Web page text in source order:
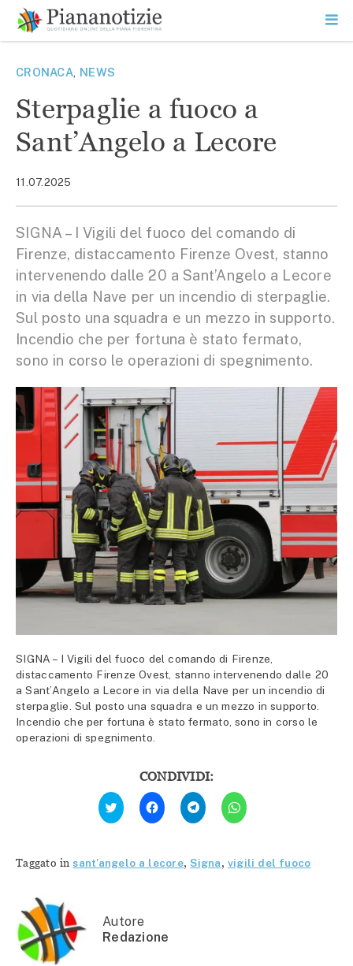
contenuto
SEARCH
CRONACA, NEWS
Sterpaglie a fuoco a
Sant’Angelo a Lecore
11.07.2025
SIGNA – I Vigili del fuoco del comando di
Firenze, distaccamento Firenze Ovest, stanno
intervenendo dalle 20 a Sant’Angelo a Lecore
in via della Nave per un incendio di sterpaglie.
Sul posto una squadra e un mezzo in supporto.
Incendio che per fortuna è stato fermato,
sono in corso le operazioni di spegnimento.
SIGNA – I Vigili del fuoco del comando di Firenze,
distaccamento Firenze Ovest, stanno intervenendo dalle 20
a Sant’Angelo a Lecore in via della Nave per un incendio di
sterpaglie. Sul posto una squadra e un mezzo in supporto.
Incendio che per fortuna è stato fermato, sono in corso le
operazioni di spegnimento.
CONDIVIDI:
Fai
clic
qui
Twitter
(Si
finestra)
Fai
clic
per
condividere
(Si
apre
Fai
clic
per
condividere
(Si
apre
Fai
clic
per
(Si
apre
Taggato in sant'angelo a lecore,Signa, vigili del fuoco
Autore
Redazione